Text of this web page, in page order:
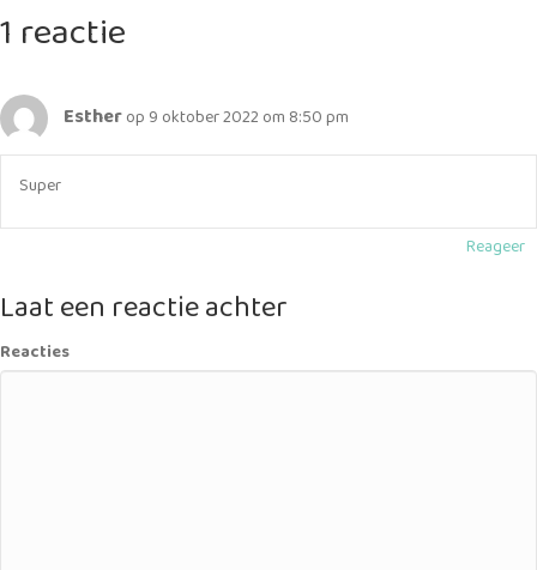
1 reactie
Estherop 9 oktober 2022 om 8:50 pm
Super
Reageer
Laat een reactie achter
Reacties